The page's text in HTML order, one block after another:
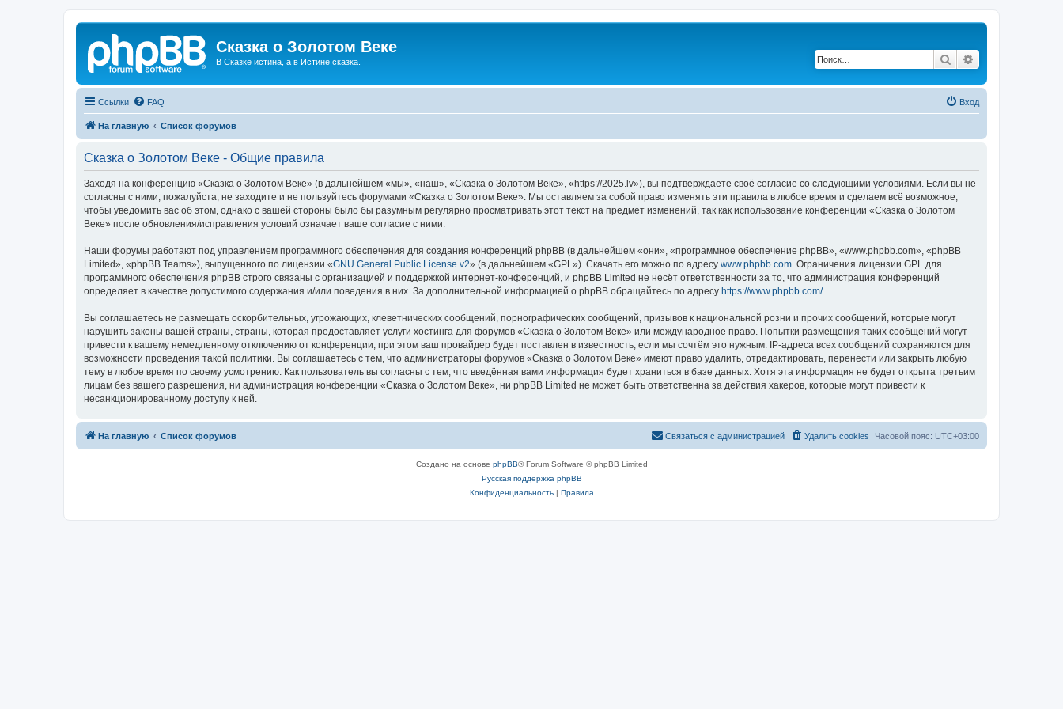
Сказка о Золотом Веке
В Сказке истина, а в Истине сказка. Поиск
Ссылки FAQ Вход
На главную Список форумов
Сказка о Золотом Веке - Общие правила
Заходя на конференцию «Сказка о Золотом Веке» (в дальнейшем «мы», «наш», «Сказка о Золотом Веке», «https://2025.lv»), вы подтверждаете своё согласие со следующими условиями. Если вы не
согласны с ними, пожалуйста, не заходите и не пользуйтесь форумами «Сказка о Золотом Веке». Мы оставляем за собой право изменять эти правила в любое время и сделаем всё возможное,
чтобы уведомить вас об этом, однако с вашей стороны было бы разумным регулярно просматривать этот текст на предмет изменений, так как использование конференции «Сказка о Золотом
Веке» после обновления/исправления условий означает ваше согласие с ними.
Наши форумы работают под управлением программного обеспечения для создания конференций phpBB (в дальнейшем «они», «программное обеспечение phpBB», «www.phpbb.com», «phpBB
Limited», «phpBB Teams»), выпущенного по лицензии «GNU General Public License v2» (в дальнейшем «GPL»). Скачать его можно по адресу www.phpbb.com . Ограничения лицензии GPL для
программного обеспечения phpBB строго связаны с организацией и поддержкой интернет-конференций, и phpBB Limited не несёт ответственности за то, что администрация конференций
определяет в качестве допустимого содержания и/или поведения в них. За дополнительной информацией о phpBB обращайтесь по адресу https://www.phpbb.com/.
Вы соглашаетесь не размещать оскорбительных, угрожающих, клеветнических сообщений, порнографических сообщений, призывов к национальной розни и прочих сообщений, которые могут
нарушить законы вашей страны, страны, которая предоставляет услуги хостинга для форумов «Сказка о Золотом Веке» или международное право. Попытки размещения таких сообщений могут
привести к вашему немедленному отключению от конференции, при этом ваш провайдер будет поставлен в известность, если мы сочтём это нужным. IP-адреса всех сообщений сохраняются для
возможности проведения такой политики. Вы соглашаетесь с тем, что администраторы форумов «Сказка о Золотом Веке» имеют право удалить, отредактировать, перенести или закрыть любую
тему в любое время по своему усмотрению. Как пользователь вы согласны с тем, что введённая вами информация будет храниться в базе данных. Хотя эта информация не будет открыта третьим
лицам без вашего разрешения, ни администрация конференции «Сказка о Золотом Веке», ни phpBB Limited не может быть ответственна за действия хакеров, которые могут привести к
несанкционированному доступу к ней.
На главную Список форумов Часовой пояс: UTC+03:00
Удалить cookies
Связаться с администрацией
Создано на основе phpBB® Forum Software © phpBB Limited
Русская поддержка phpBB
Конфиденциальность| Правила